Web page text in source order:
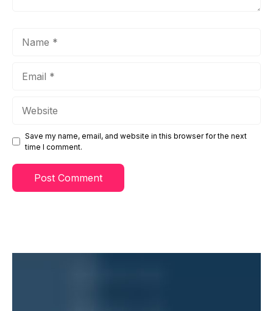
Save my name, email, and website in this browser for the next
time I comment.